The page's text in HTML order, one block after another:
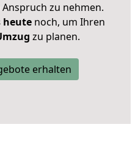
zu nehmen.
heutenoch, um Ihren
zu planen.
erhalten